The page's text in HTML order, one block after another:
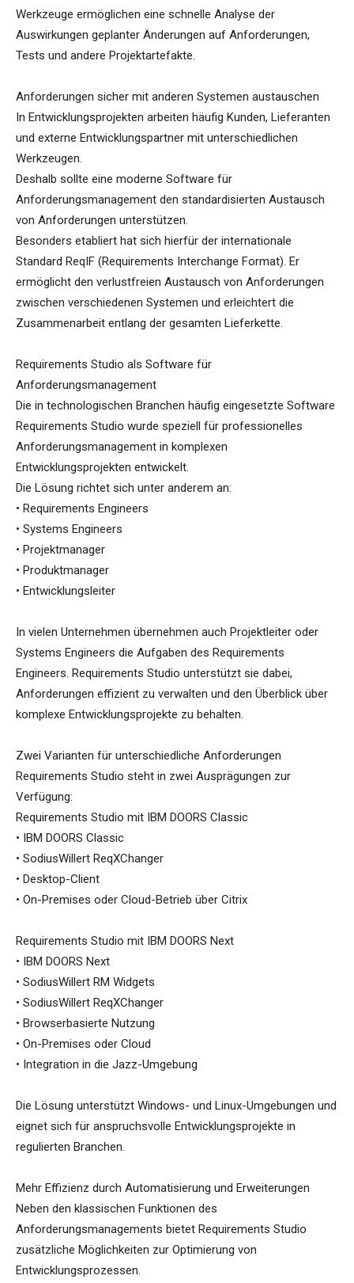
Werkzeuge ermöglichen eine schnelle Analyse der
Auswirkungen geplanter Änderungen auf Anforderungen,
Tests und andere Projektartefakte.
Anforderungen sicher mit anderen Systemen austauschen
In Entwicklungsprojekten arbeiten häufig Kunden, Lieferanten
und externe Entwicklungspartner mit unterschiedlichen
Werkzeugen.
Deshalb sollte eine moderne Software für
Anforderungsmanagement den standardisierten Austausch
von Anforderungen unterstützen.
Besonders etabliert hat sich hierfür der internationale
Standard ReqIF (Requirements Interchange Format). Er
ermöglicht den verlustfreien Austausch von Anforderungen
zwischen verschiedenen Systemen und erleichtert die
Zusammenarbeit entlang der gesamten Lieferkette.
Requirements Studio als Software für
Anforderungsmanagement
Die in technologischen Branchen häufig eingesetzte Software
Requirements Studio wurde speziell für professionelles
Anforderungsmanagement in komplexen
Entwicklungsprojekten entwickelt.
Die Lösung richtet sich unter anderem an:
• Requirements Engineers
• Systems Engineers
• Projektmanager
• Produktmanager
• Entwicklungsleiter
In vielen Unternehmen übernehmen auch Projektleiter oder
Systems Engineers die Aufgaben des Requirements
Engineers. Requirements Studio unterstützt sie dabei,
Anforderungen effizient zu verwalten und den Überblick über
komplexe Entwicklungsprojekte zu behalten.
Zwei Varianten für unterschiedliche Anforderungen
Requirements Studio steht in zwei Ausprägungen zur
Verfügung:
Requirements Studio mit IBM DOORS Classic
• IBM DOORS Classic
• SodiusWillert ReqXChanger
• Desktop-Client
• On-Premises oder Cloud-Betrieb über Citrix
Requirements Studio mit IBM DOORS Next
• IBM DOORS Next
• SodiusWillert RM Widgets
• SodiusWillert ReqXChanger
• Browserbasierte Nutzung
• On-Premises oder Cloud
• Integration in die Jazz-Umgebung
Die Lösung unterstützt Windows- und Linux-Umgebungen und
eignet sich für anspruchsvolle Entwicklungsprojekte in
regulierten Branchen.
Mehr Effizienz durch Automatisierung und Erweiterungen
Neben den klassischen Funktionen des
Anforderungsmanagements bietet Requirements Studio
zusätzliche Möglichkeiten zur Optimierung von
Entwicklungsprozessen.